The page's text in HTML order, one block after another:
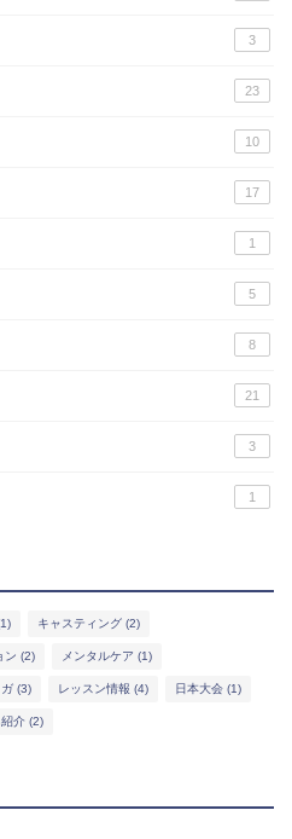
3
23
10
17
1
5
8
21
3
1
キャスティング (2)
ン (2) メンタルケア (1)
ガ (3) レッスン情報 (4) 日本大会 (1)
介 (2)